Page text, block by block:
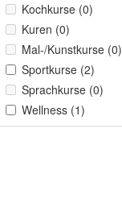
Kochkurse (0)
Kuren (0)
Mal-/Kunstkurse (0)
Sportkurse (2)
Sprachkurse (0)
Wellness (1)